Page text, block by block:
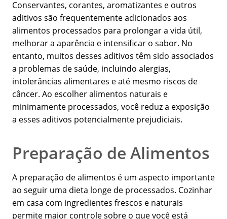
Conservantes, corantes, aromatizantes e outros
aditivos são frequentemente adicionados aos
alimentos processados para prolongar a vida útil,
melhorar a aparência e intensificar o sabor. No
entanto, muitos desses aditivos têm sido associados
a problemas de saúde, incluindo alergias,
intolerâncias alimentares e até mesmo riscos de
câncer. Ao escolher alimentos naturais e
minimamente processados, você reduz a exposição
a esses aditivos potencialmente prejudiciais.
Preparação de Alimentos
A preparação de alimentos é um aspecto importante
ao seguir uma dieta longe de processados. Cozinhar
em casa com ingredientes frescos e naturais
permite maior controle sobre o que você está